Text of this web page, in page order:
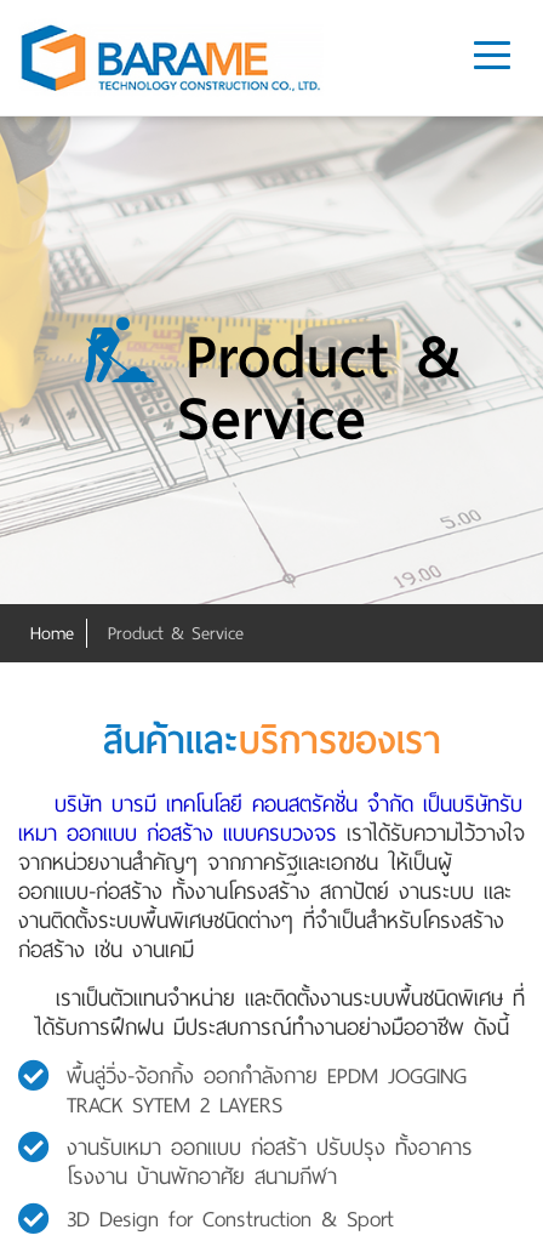
Product &
Service
Home Product & Service
สินค้าและบริการของเรา
บริษัท บารมี เทคโนโลยี คอนสตรัคชั่น จำกัด เป็นบริษัทรับ
เหมา ออกแบบ ก่อสร้าง แบบครบวงจร เราได้รับความไว้วางใจ
จากหน่วยงานสำคัญๆ จากภาครัฐและเอกชน ให้เป็นผู้
ออกแบบ-ก่อสร้าง ทั้งงานโครงสร้าง สถาปัตย์ งานระบบ และ
งานติดตั้งระบบพื้นพิเศษชนิดต่างๆ ที่จำเป็นสำหรับโครงสร้าง
ก่อสร้าง เช่น งานเคมี
เราเป็นตัวแทนจำหน่าย และติดตั้งงานระบบพื้นชนิดพิเศษ ที่
ได้รับการฝึกฝน มีประสบการณ์ทำงานอย่างมืออาชีพ ดังนี้
พื้นลู่วิ่ง-จ้อกกิ้ง ออกกำลังกาย EPDM JOGGING
TRACK SYTEM 2 LAYERS
งานรับเหมา ออกแบบ ก่อสร้า ปรับปรุง ทั้งอาคาร
โรงงาน บ้านพักอาศัย สนามกีฬา
3D Design for Construction & Sport